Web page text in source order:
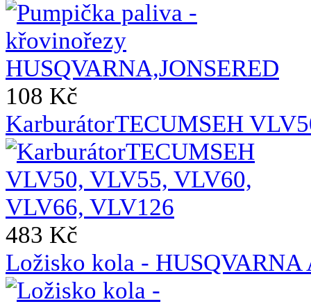
108 Kč
KarburátorTECUMSEH
483 Kč
Ložisko kola - HUSQVARNA